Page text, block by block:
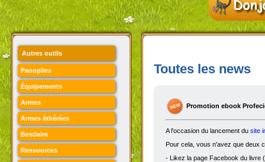
Autres outils
Panoplies
Équipements
Armes
Armes éthérées
Bestiaire
Ressources
Toutes les news
Promotion ebook
A l'occasion du lancement du site
Pour cela, vous n'avez que deux
- Likez la page Facebook du livre (